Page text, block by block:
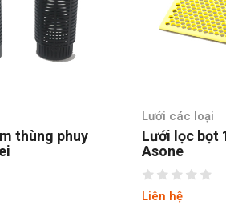
thùng phuy
Lưới các loại
Lưới lọc bọt
Asone
Liên hệ